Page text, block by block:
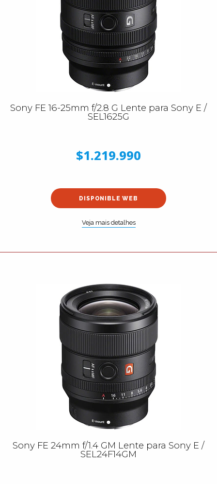
Sony FE 16-25mm f/2.8 G Lente para Sony E /
SEL1625G
$1.219.990
DISPONIBLE WEB
Veja mais detalhes
Sony FE 24mm f/1.4 GM Lente para Sony E /
SEL24F14GM